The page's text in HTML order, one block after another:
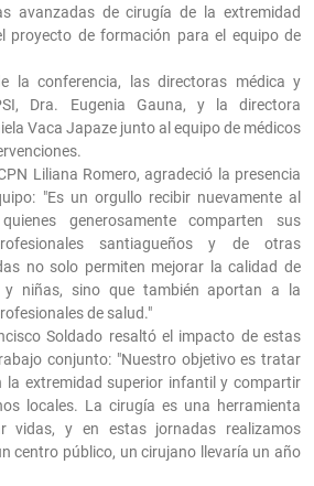
avanzadas de cirugía de la extremidad
proyecto de formación para el equipo de
la conferencia, las directoras médica y
Dra. Eugenia Gauna, y la directora
Vaca Japaze junto al equipo de médicos
Liliana Romero, agradeció la presencia
"Es un orgullo recibir nuevamente al
generosamente comparten sus
santiagueños y de otras
no solo permiten mejorar la calidad de
niñas, sino que también aportan a la
de salud."
Soldado resaltó el impacto de estas
conjunto: "Nuestro objetivo es tratar
la extremidad superior infantil y compartir
locales. La cirugía es una herramienta
vidas, y en estas jornadas realizamos
centro público, un cirujano llevaría un año